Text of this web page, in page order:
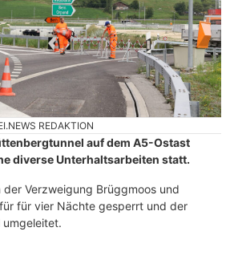
REDAKTION
auf dem A5-Ostast
diverse Unterhaltsarbeiten statt.
Verzweigung Brüggmoos und
für vier Nächte gesperrt und der
umgeleitet.